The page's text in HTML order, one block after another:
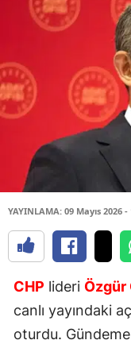
YAYINLAMA: 09 Mayıs 2026 -
CHP lideri Özgür
canlı yayındaki
oturdu. Gündeme